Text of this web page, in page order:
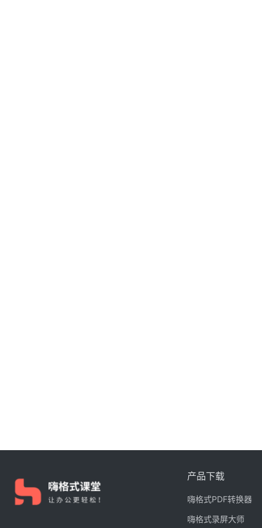
产品下载
嗨格式PDF转换器
嗨格式录屏大师